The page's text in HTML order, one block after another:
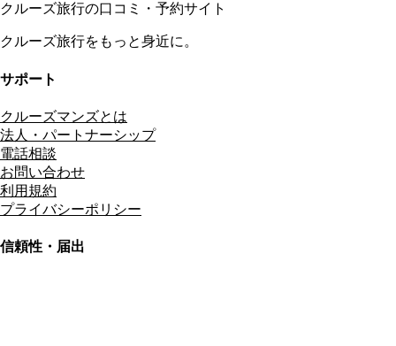
クルーズ旅行の口コミ・予約サイト
クルーズ旅行をもっと身近に。
サポート
クルーズマンズとは
法人・パートナーシップ
電話相談
お問い合わせ
利用規約
プライバシーポリシー
信頼性・届出